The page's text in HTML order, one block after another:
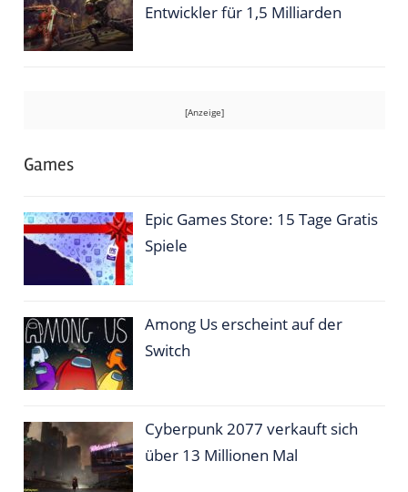
Entwickler für 1,5 Milliarden
Games
Epic Games Store: 15 Tage Gratis
Spiele
Among Us erscheint auf der
Switch
Cyberpunk 2077 verkauft sich
über 13 Millionen Mal